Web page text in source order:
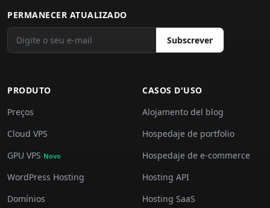
PERMANECER ATUALIZADO
Subscrever
PRODUTO
Preços
Cloud VPS
GPU VPS Novo
WordPress Hosting
Domínios
CASOS D'USO
Alojamento del blog
Hospedaje de portfolio
Hospedaje de e-commerce
Hosting API
Hosting SaaS